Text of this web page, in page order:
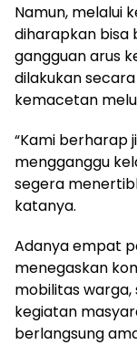
Namun, melalui
diharapkan
gangguan arus
dilakukan
kemacetan
“Kami berharap
mengganggu
segera
katanya.
Adanya empat
menegaskan
mobilitas
kegiatan
berlangsung